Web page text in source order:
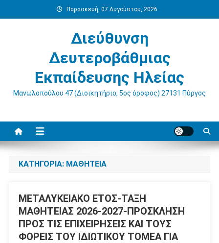
στο
Παρασκευή, 07 Αυγούστου, 2026
Διεύθυνση
Δευτεροβάθμιας
Εκπαίδευσης Ηλείας
Μανωλοπούλου 47 (Διοικητήριο, 5ος όροφος) 27131 Πύργος
ΚΑΤΗΓΟΡΊΑ: ΜΑΘΗΤΕΊΑ
ΜΕΤΑΛΥΚΕΙΑΚΟ ΕΤΟΣ-ΤΑΞΗ
ΜΑΘΗΤΕΙΑΣ 2026-2027-ΠΡΟΣΚΛΗΣΗ
ΠΡΟΣ ΤΙΣ ΕΠΙΧΕΙΡΗΣΕΙΣ ΚΑΙ ΤΟΥΣ
ΦΟΡΕΙΣ ΤΟΥ ΙΔΙΩΤΙΚΟΥ ΤΟΜΕΑ ΓΙΑ